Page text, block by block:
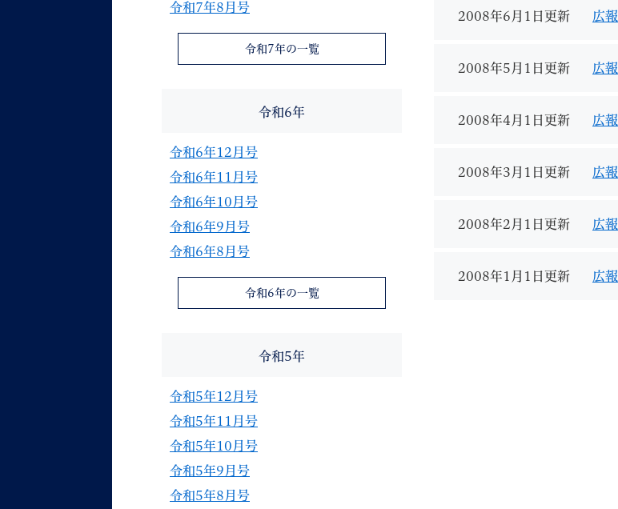
2008年6月1日更新 広
2008年5月1日更新 広
2008年4月1日更新 広
2008年3月1日更新 広
2008年2月1日更新 広
2008年1月1日更新 広
令和7年8月号
令和7年の一覧
令和6年
令和6年12月号
令和6年11月号
令和6年10月号
令和6年9月号
令和6年8月号
令和6年の一覧
令和5年
令和5年12月号
令和5年11月号
令和5年10月号
令和5年9月号
令和5年8月号